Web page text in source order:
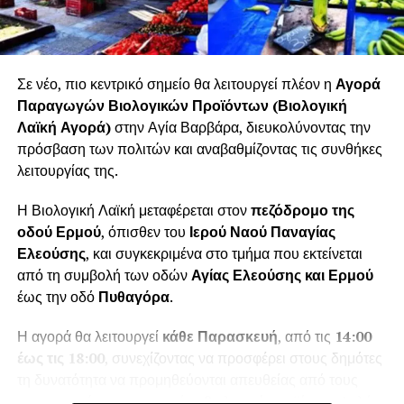
Σε νέο, πιο κεντρικό σημείο θα λειτουργεί πλέον η Αγορά
Παραγωγών Βιολογικών Προϊόντων (Βιολογική
Λαϊκή Αγορά)στην Αγία Βαρβάρα, διευκολύνοντας την
πρόσβαση των πολιτών και αναβαθμίζοντας τις συνθήκες
λειτουργίας της.
Η Βιολογική Λαϊκή μεταφέρεται στονπεζόδρομο της
οδού Ερμού, όπισθεν του Ιερού Ναού Παναγίας
Ελεούσης, και συγκεκριμένα στο τμήμα που εκτείνεται
από τη συμβολή των οδώνΑγίας Ελεούσης και Ερμού
έως την οδό Πυθαγόρα.
Η αγορά θα λειτουργεί κάθε Παρασκευή, από τις 14:00
έως τις 18:00, συνεχίζοντας να προσφέρει στους δημότες